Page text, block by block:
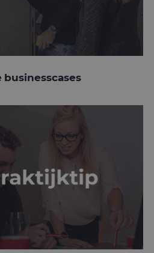
businesscases